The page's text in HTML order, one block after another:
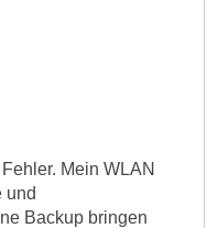
Mein WLAN
und
Backup bringen